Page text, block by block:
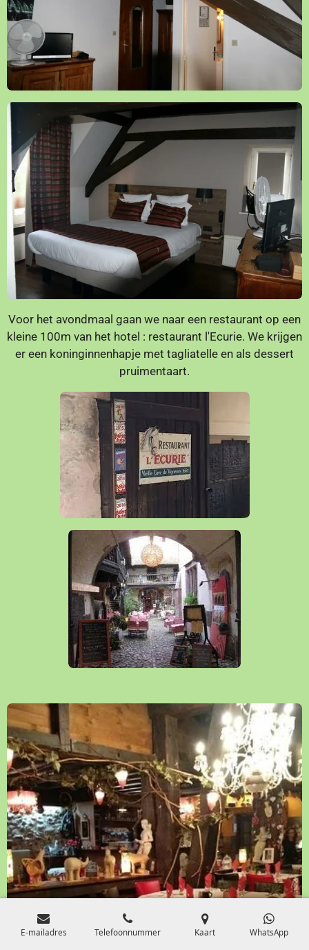
Voor het avondmaal gaan we naar een restaurant op een
kleine 100m van het hotel : restaurant l'Ecurie. We krijgen
er een koninginnenhapje met tagliatelle en als dessert
pruimentaart.
E-mailadres Telefoonnummer Kaart WhatsApp